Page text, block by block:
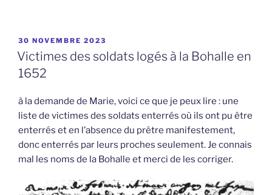
PUBLIÉ
LE
30 NOVEMBRE 2023
Victimes des soldats logés à la Bohalle en
1652
à la demande de Marie, voici ce que je peux lire : une
liste de victimes des soldats enterrés où ils ont pu être
enterrés et en l’absence du prêtre manifestement,
donc enterrés par leurs proches seulement. Je connais
mal les noms de la Bohalle et merci de les corriger.